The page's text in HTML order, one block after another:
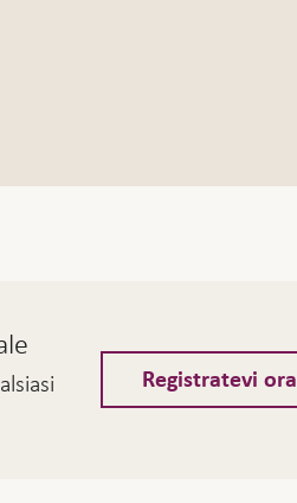
Registratevi ora